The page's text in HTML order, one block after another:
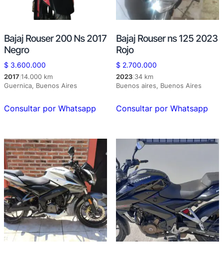
Bajaj Rouser 200 Ns 2017
Negro
$ 3.600.000
201714.000 km
Guernica, Buenos Aires
Consultar por Whatsapp
Bajaj Rouser ns 125 2023
Rojo
$2.700.000
2023 34 km
Buenos aires, Buenos Aires
Consultar por Whatsapp